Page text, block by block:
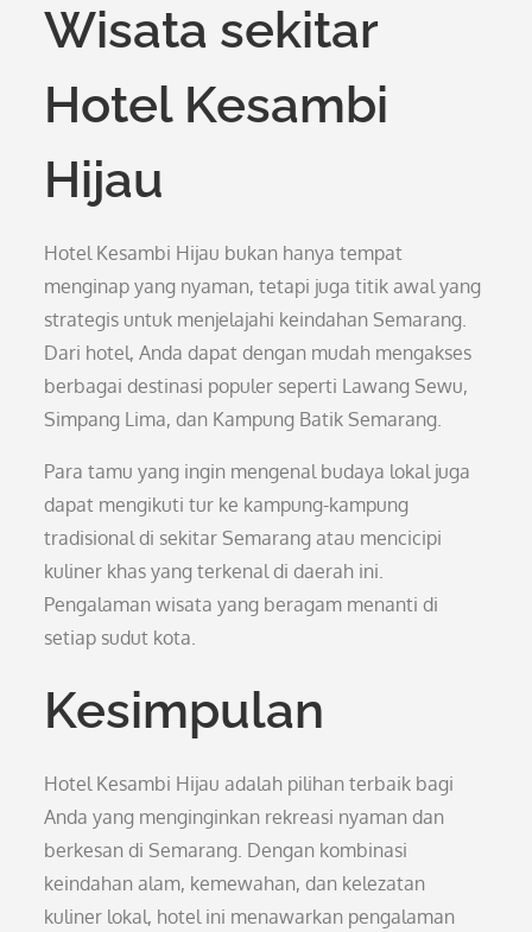
Wisata sekitar
Hotel Kesambi
Hijau
Hotel Kesambi Hijau bukan hanya tempat
menginap yang nyaman, tetapi juga titik awal yang
strategis untuk menjelajahi keindahan Semarang.
Dari hotel, Anda dapat dengan mudah mengakses
berbagai destinasi populer seperti Lawang Sewu,
Simpang Lima, dan Kampung Batik Semarang.
Para tamu yang ingin mengenal budaya lokal juga
dapat mengikuti tur ke kampung-kampung
tradisional di sekitar Semarang atau mencicipi
kuliner khas yang terkenal di daerah ini.
Pengalaman wisata yang beragam menanti di
setiap sudut kota.
Kesimpulan
Hotel Kesambi Hijau adalah pilihan terbaik bagi
Anda yang menginginkan rekreasi nyaman dan
berkesan di Semarang. Dengan kombinasi
keindahan alam, kemewahan, dan kelezatan
kuliner lokal, hotel ini menawarkan pengalaman